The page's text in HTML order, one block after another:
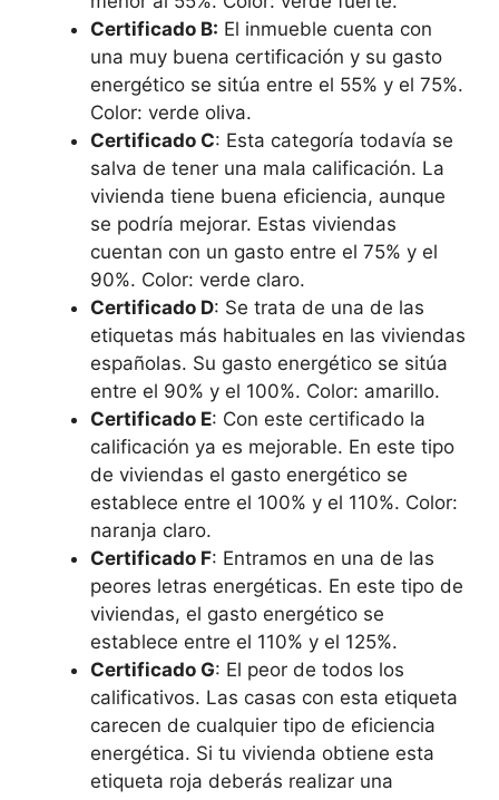
Certificado B: El inmueble cuenta con
una muy buena certificación y su gasto
energético se sitúa entre el 55% y el 75%.
Color: verde oliva.
Certificado C: Esta categoría todavía se
salva de tener una mala calificación. La
vivienda tiene buena eficiencia, aunque
se podría mejorar. Estas viviendas
cuentan con un gasto entre el 75% y el
90%. Color: verde claro.
Certificado D: Se trata de una de las
etiquetas más habituales en las viviendas
españolas. Su gasto energético se sitúa
entre el 90% y el 100%. Color: amarillo.
Certificado E: Con este certificado la
calificación ya es mejorable. En este tipo
de viviendas el gasto energético se
establece entre el 100% y el 110%. Color:
naranja claro.
Certificado F: Entramos en una de las
peores letras energéticas. En este tipo de
viviendas, el gasto energético se
establece entre el 110% y el 125%.
Certificado G: El peor de todos los
calificativos. Las casas con esta etiqueta
carecen de cualquier tipo de eficiencia
energética. Si tu vivienda obtiene esta
etiqueta roja deberás realizar una